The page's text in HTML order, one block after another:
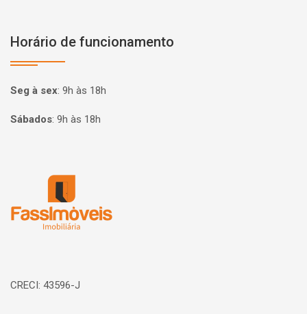
Horário de funcionamento
Seg à sex: 9h às 18h
Sábados: 9h às 18h
CRECI: 43596-J